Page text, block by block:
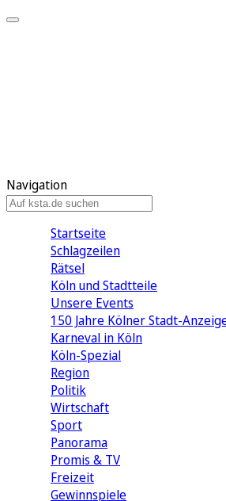
Navigation
Startseite
Schlagzeilen
Rätsel
Köln und Stadtteile
Unsere Events
150 Jahre Kölner Stadt-
Karneval in Köln
Köln-Spezial
Region
Politik
Wirtschaft
Sport
Panorama
Promis & TV
Freizeit
Gewinnspiele